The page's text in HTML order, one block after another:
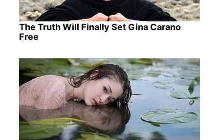
The Truth Will Finally Set Gina Carano
Free